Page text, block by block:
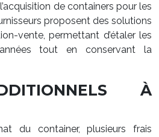
de containers pour les
proposent des solutions
vente, permettant d’étaler les
tout en conservant la
À
du container, plusieurs frais